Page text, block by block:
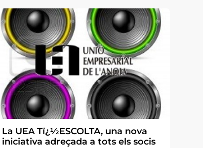
La UEA Tï¿½ESCOLTA, una nova
iniciativa adreçada a tots els socis